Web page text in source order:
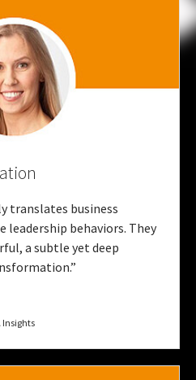
translates business
behaviors. They
a subtle yet deep
Insights